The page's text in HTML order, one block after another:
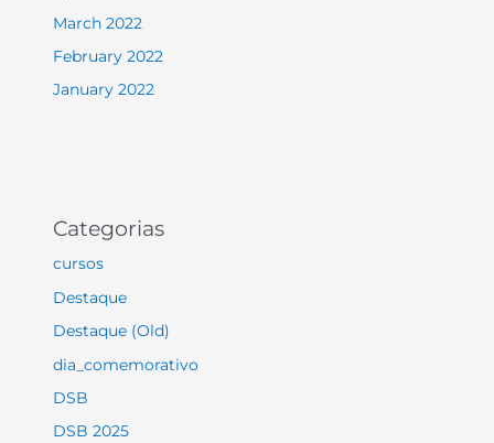
March 2022
February 2022
January 2022
Categorias
cursos
Destaque
Destaque (Old)
dia_comemorativo
DSB
DSB 2025